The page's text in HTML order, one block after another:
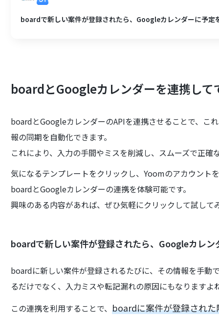
boardで新しい案件が登録されたら、Googleカレンダーに予定
boardとGoogleカレンダーを連携して
boardとGoogleカレンダーのAPIを連携させることで、こ
報の同期を自動化できます。
これにより、入力の手間やミスを削減し、スムーズで正確
気になるテンプレートをクリックし、Yoomのアカウント
boardとGoogleカレンダーの連携を体験可能です。
興味のある内容があれば、ぜひ気軽にクリックして試して
boardで新しい案件が登録されたら、Googleカレン
boardに新しい案件が登録されるたびに、その情報を手動
るだけでなく、入力ミスや転記漏れの原因にもなりますよ
この連携を利用することで、boardに案件が登録され